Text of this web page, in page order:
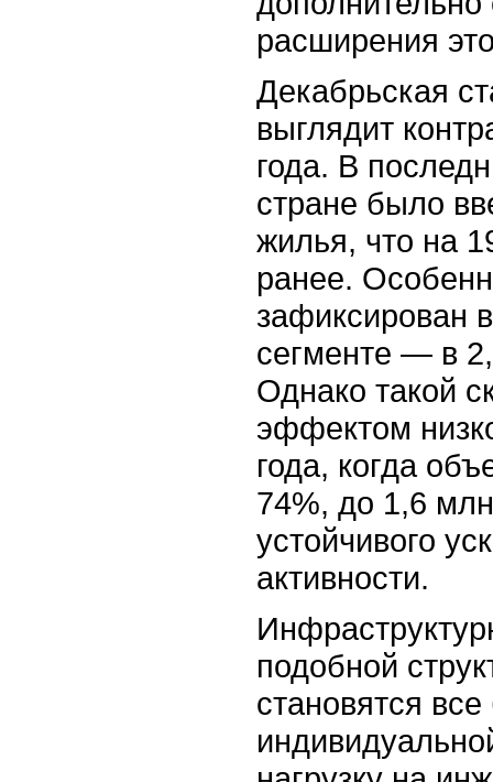
расширения
Декабрьская
выглядит
года. В
стране было
жилья, что на
ранее.
зафиксирован
сегменте — в
Однако такой
эффектом
года, когда
74%, до 1,6
устойчивого
активности.
подобной
становятся